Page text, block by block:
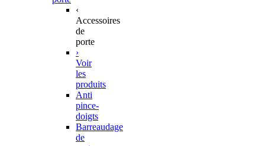
‹
Accessoires
de
porte
›
Voir
les
produits
Anti
pince-
doigts
Barreaudage
de